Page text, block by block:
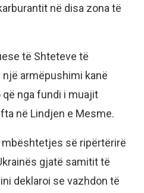
në disa zona të
të Shteteve të
një armëpushimi kanë
nga fundi i muajit
në Lindjen e Mesme.
së ripërtërirë
gjatë samitit të
deklaroi se vazhdon të